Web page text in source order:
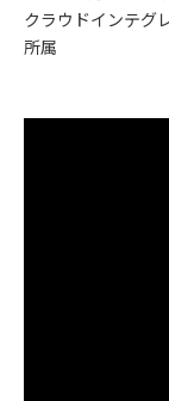
クラウドインテグ
所属